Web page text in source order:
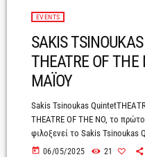
EVENTS
SAKIS
THEATRE OF
ΜΑΪΟΥ
Sakis Tsinoukas
THEATRE OF THE NO, το
φιλοξενεί το Sakis Tsinoukas
γεφυρώνει την παραδοσιακή
today 06/05/2025 21